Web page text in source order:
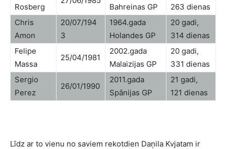
Rosberg Bahreinas GP
263 dienas
Chris
Amon
20/07/194
3
1964.gada
Holandes GP
20 gadi,
314 dienas
Felipe
Massa
25/04/1981
2002.gada
Malaizijas GP
20 gadi,
331 dienas
Sergio
Perez
26/01/1990
2011.gada
Spānijas GP
21 gadi,
121 dienas
Līdz ar to vienu no saviem rekotdien Daņila Kvjatam ir